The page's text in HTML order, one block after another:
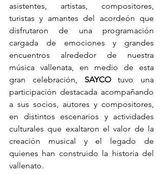
asistentes, artistas, compositores,
turistas y amantes del acordeón que
disfrutaron de una programación
cargada de emociones y grandes
encuentros alrededor de nuestra
música vallenata, en medio de esta
gran celebración, SAYCO tuvo una
participación destacada acompañando
a sus socios, autores y compositores,
en distintos escenarios y actividades
culturales que exaltaron el valor de la
creación musical y el legado de
quienes han construido la historia del
vallenato.